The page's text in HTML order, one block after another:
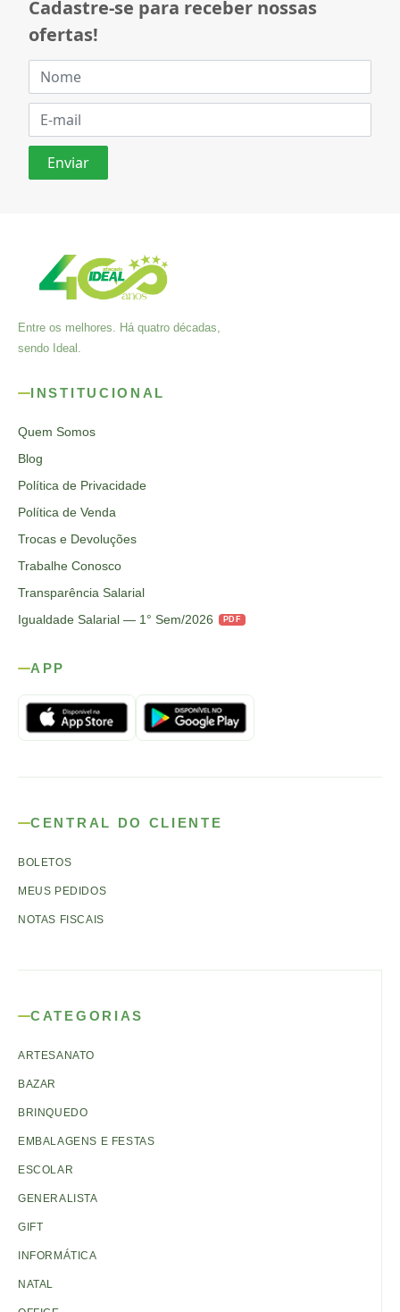
Cadastre-se para receber nossas
ofertas!
Entre os melhores. Há quatro décadas,
sendo Ideal.
INSTITUCIONAL
Quem Somos
Blog
Política de Privacidade
Política de Venda
Trocas e Devoluções
Trabalhe Conosco
Transparência Salarial
Igualdade Salarial — 1° Sem/2026
PDF
APP
CENTRAL DO CLIENTE
BOLETOS
MEUS PEDIDOS
NOTAS FISCAIS
CATEGORIAS
ARTESANATO
BAZAR
BRINQUEDO
EMBALAGENS E FESTAS
ESCOLAR
GENERALISTA
GIFT
INFORMÁTICA
NATAL